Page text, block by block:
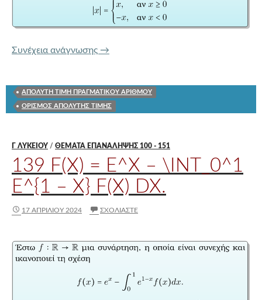
Συνέχεια ανάγνωσης Η ΕΝΝΟΙΑ ΤΗΣ ΑΠΟΛΥΤΗΣ ΤΙΜΗΣ
→
ΑΠΟΛΥΤΗ ΤΙΜΗ ΠΡΑΓΜΑΤΙΚΟΥ ΑΡΙΘΜΟΥ
ΟΡΙΣΜΟΣ ΑΠΟΛΥΤΗΣ ΤΙΜΗΣ
Γ ΛΥΚΕΊΟΥ / ΘΕΜΑΤΑ ΕΠΑΝΑΛΗΨΗΣ 100 - 151
139 F(X) = E^X – \INT_0^1
E^{1 – X} F(X) DX.
17 ΑΠΡΙΛΊΟΥ 2024 ΣΧΟΛΙΆΣΤΕ